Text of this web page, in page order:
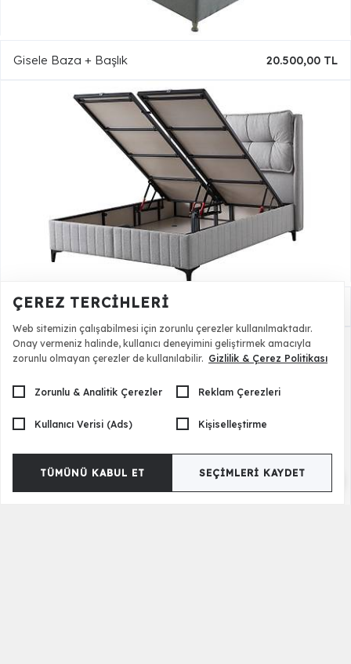
Gisele Baza + Başlık 20.500,00 TL
Helen Baza + Başlık
ÇEREZ TERCIHLERI
Web sitemizin çalışabilmesi için zorunlu çerezler kullanılmaktadır.
Onay vermeniz halinde, kullanıcı deneyimini geliştirmek amacıyla
zorunlu olmayan çerezler de kullanılabilir. Gizlilik & Çerez Politikası
Zorunlu & Analitik Çerezler Reklam Çerezleri
Kullanıcı Verisi (Ads) Kişiselleştirme
TÜMÜNÜ KABUL ET SEÇIMLERI KAYDET